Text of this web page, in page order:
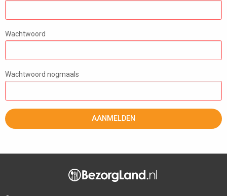
Wachtwoord
Wachtwoord nogmaals
AANMELDEN